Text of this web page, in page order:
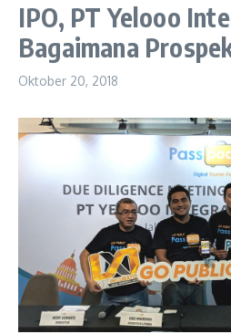
IPO, PT Yelooo
Bagaimana
Oktober 20, 2018